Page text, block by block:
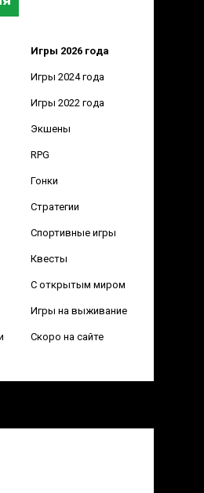
Игры 2026 года
Игры 2024 года
Игры 2022 года
Экшены
RPG
Гонки
Стратегии
Спортивные игры
Квесты
С открытым миром
Игры на выживание
Скоро на сайте